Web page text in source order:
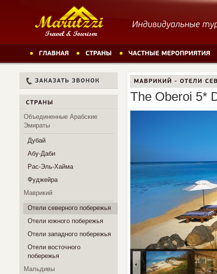
The Oberoi 5*
Объединенные Арабские
Эмираты
Дубай
Абу-Даби
Рас-Эль-Хайма
Фуджейра
Маврикий
Отели северного побережья
Отели южного побережья
Отели западного побережья
Отели восточного
побережья
Мальдивы